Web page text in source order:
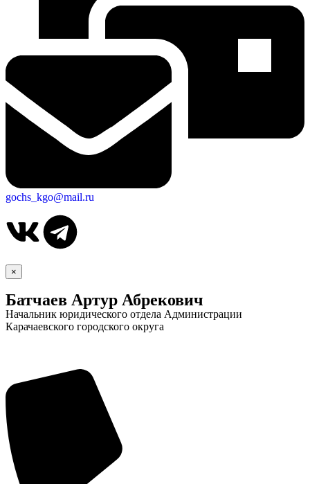
gochs_kgo@mail.ru
×
Батчаев Артур Абрекович
Начальник юридического отдела Администрации
Карачаевского городского округа